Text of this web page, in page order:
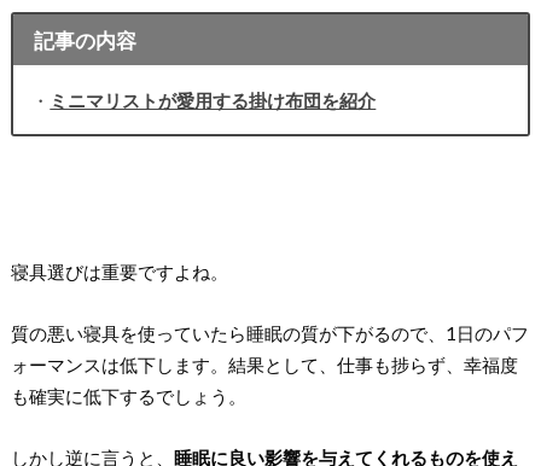
記事の内容
・ ミニマリストが愛用する掛け布団を紹介
寝具選びは重要ですよね。
質の悪い寝具を使っていたら睡眠の質が下がるので、1日のパフ
ォーマンスは低下します。結果として、仕事も捗らず、幸福度
も確実に低下するでしょう。
しかし逆に言うと、 睡眠に良い影響を与えてくれるものを使え